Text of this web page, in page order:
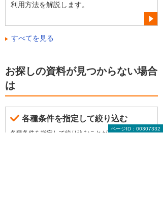
利用方法を解説します。
すべてを見る
お探しの資料が見つからない場合
は
各種条件を指定して絞り込む
各種条件を指定して絞り込むことができます。
ページID：00307332